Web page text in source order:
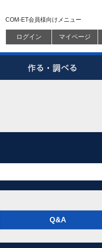
COM-ET会員様向けメニュー
ログイン マイページ
Q&A